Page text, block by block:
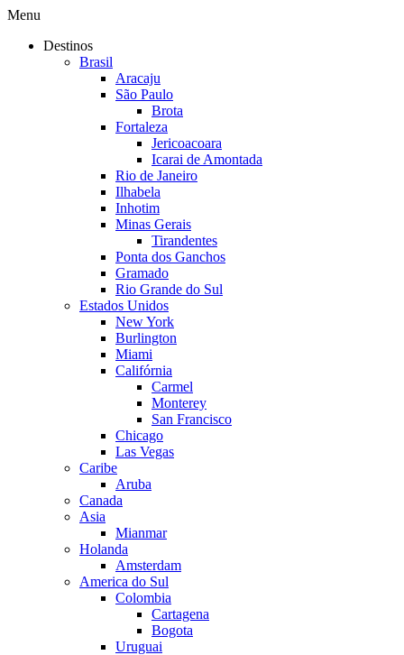
Menu
Destinos
Brasil
Aracaju
São Paulo
Brota
Fortaleza
Jericoacoara
Icarai de Amontada
Rio de Janeiro
Ilhabela
Inhotim
Minas Gerais
Tirandentes
Ponta dos Ganchos
Gramado
Rio Grande do Sul
Estados Unidos
New York
Burlington
Miami
Califórnia
Carmel
Monterey
San Francisco
Chicago
Las Vegas
Caribe
Aruba
Canada
Asia
Mianmar
Holanda
Amsterdam
America do Sul
Colombia
Cartagena
Bogota
Uruguai